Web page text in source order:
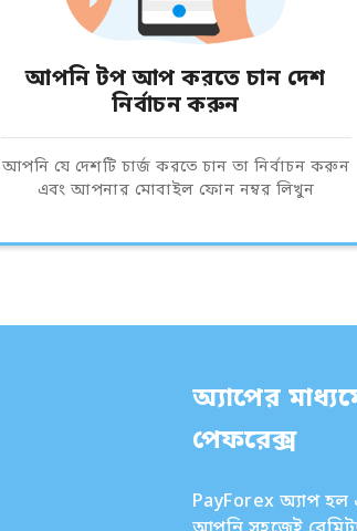
আপনি টপ আপ করতে চান দেশ
নির্বাচন করুন
আপনি যে দেশটি চার্জ করতে চান তা নির্বাচন করুন
এবং আপনার মোবাইল ফোন নম্বর লিখুন
অ্যাপের
পেফরেক্স
PayForex অ্যাপ হল